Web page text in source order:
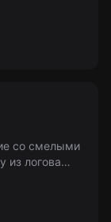
со смелыми
из логова